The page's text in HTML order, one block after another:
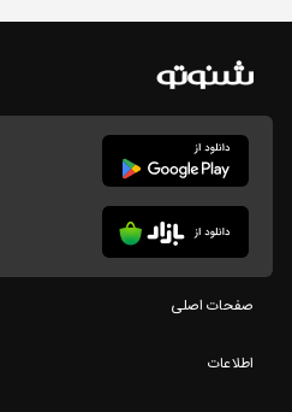
صفحات اصلی
اطلاعات